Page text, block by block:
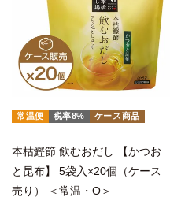
常温便 税率8% ケース商品
本枯鰹節 飲むおだし 【かつお
と昆布】 5袋入×20個（ケース
売り） ＜常温・O＞